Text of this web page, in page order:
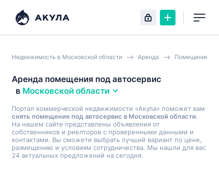
Недвижимость в Московской области Аренда Помещение
Аренда помещения под автосервис
в Московской области
Портал коммерческой недвижимости «Акула» поможет вам
снять помещение под автосервис в Московской области.
На нашем сайте представлены объявления от
собственников и риелторов с проверенными данными и
контактами. Вы сможете выбрать лучший вариант по цене,
размещению и условиям сотрудничества. Мы нашли для вас
24 актуальных предложений на сегодня.